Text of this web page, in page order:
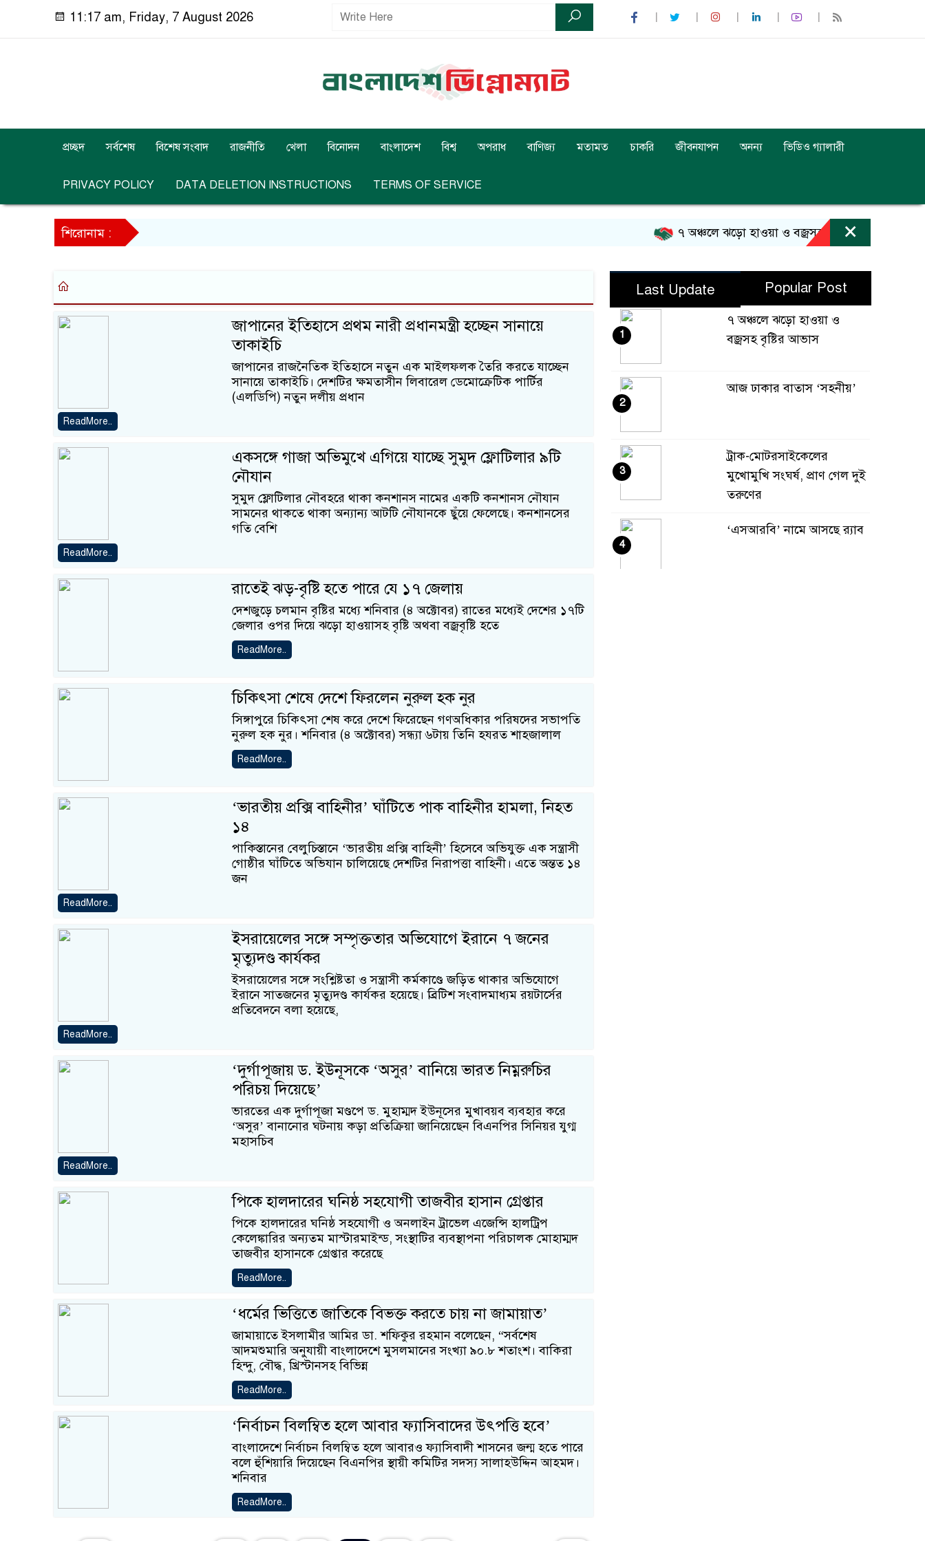
11:17 am, Friday, 7 August 2026
প্রচ্ছদ সর্বশেষ বিশেষ সংবাদ রাজনীতি খেলা বিনোদন বাংলাদেশ বিশ্ব অপরাধ বাণিজ্য মতামত চাকরি জীবনযাপন অনন্য ভিডিও গ্যালারী
PRIVACY POLICY DATA DELETION INSTRUCTIONS TERMS OF SERVICE
শিরোনাম : ৭ অঞ্চলে ঝড়ো হাওয়া ও বজ্রসহ বৃষ্টির আভাস
×
জাপানের ইতিহাসে প্রথম নারী প্রধানমন্ত্রী হচ্ছেন সানায়ে
তাকাইচি
জাপানের রাজনৈতিক ইতিহাসে নতুন এক মাইলফলক তৈরি করতে যাচ্ছেন
সানায়ে তাকাইচি। দেশটির ক্ষমতাসীন লিবারেল ডেমোক্রেটিক পার্টির
(এলডিপি) নতুন দলীয় প্রধান
ReadMore..
একসঙ্গে গাজা অভিমুখে এগিয়ে যাচ্ছে সুমুদ ফ্লোটিলার ৯টি
নৌযান
সুমুদ ফ্লোটিলার নৌবহরে থাকা কনশানস নামের একটি কনশানস নৌযান
সামনের থাকতে থাকা অন্যান্য আটটি নৌযানকে ছুঁয়ে ফেলেছে। কনশানসের
গতি বেশি
ReadMore..
রাতেই ঝড়-বৃষ্টি হতে পারে যে ১৭ জেলায়
দেশজুড়ে চলমান বৃষ্টির মধ্যে শনিবার (৪ অক্টোবর) রাতের মধ্যেই দেশের ১৭টি
জেলার ওপর দিয়ে ঝড়ো হাওয়াসহ বৃষ্টি অথবা বজ্রবৃষ্টি হতে
ReadMore..
চিকিৎসা শেষে দেশে ফিরলেন নুরুল হক নুর
সিঙ্গাপুরে চিকিৎসা শেষ করে দেশে ফিরেছেন গণঅধিকার পরিষদের সভাপতি
নুরুল হক নুর। শনিবার (৪ অক্টোবর) সন্ধ্যা ৬টায় তিনি হযরত শাহজালাল
ReadMore..
‘ভারতীয় প্রক্সি বাহিনীর’ ঘাঁটিতে পাক বাহিনীর হামলা, নিহত
১৪
পাকিস্তানের বেলুচিস্তানে ‘ভারতীয় প্রক্সি বাহিনী’ হিসেবে অভিযুক্ত এক সন্ত্রাসী
গোষ্ঠীর ঘাঁটিতে অভিযান চালিয়েছে দেশটির নিরাপত্তা বাহিনী। এতে অন্তত ১৪
জন
ReadMore..
ইসরায়েলের সঙ্গে সম্পৃক্ততার অভিযোগে ইরানে ৭ জনের
মৃত্যুদণ্ড কার্যকর
ইসরায়েলের সঙ্গে সংশ্লিষ্টতা ও সন্ত্রাসী কর্মকাণ্ডে জড়িত থাকার অভিযোগে
ইরানে সাতজনের মৃত্যুদণ্ড কার্যকর হয়েছে। ব্রিটিশ সংবাদমাধ্যম রয়টার্সের
প্রতিবেদনে বলা হয়েছে,
ReadMore..
‘দুর্গাপূজায় ড. ইউনূসকে ‘অসুর’ বানিয়ে ভারত নিম্নরুচির
পরিচয় দিয়েছে’
ভারতের এক দুর্গাপূজা মণ্ডপে ড. মুহাম্মদ ইউনূসের মুখাবয়ব ব্যবহার করে
‘অসুর’ বানানোর ঘটনায় কড়া প্রতিক্রিয়া জানিয়েছেন বিএনপির সিনিয়র যুগ্ম
মহাসচিব
ReadMore..
পিকে হালদারের ঘনিষ্ঠ সহযোগী তাজবীর হাসান গ্রেপ্তার
পিকে হালদারের ঘনিষ্ঠ সহযোগী ও অনলাইন ট্রাভেল এজেন্সি হালট্রিপ
কেলেঙ্কারির অন্যতম মাস্টারমাইন্ড, সংস্থাটির ব্যবস্থাপনা পরিচালক মোহাম্মদ
তাজবীর হাসানকে গ্রেপ্তার করেছে
ReadMore..
‘ধর্মের ভিত্তিতে জাতিকে বিভক্ত করতে চায় না জামায়াত’
জামায়াতে ইসলামীর আমির ডা. শফিকুর রহমান বলেছেন, “সর্বশেষ
আদমশুমারি অনুযায়ী বাংলাদেশে মুসলমানের সংখ্যা ৯০.৮ শতাংশ। বাকিরা
হিন্দু, বৌদ্ধ, খ্রিস্টানসহ বিভিন্ন
ReadMore..
‘নির্বাচন বিলম্বিত হলে আবার ফ্যাসিবাদের উৎপত্তি হবে’
বাংলাদেশে নির্বাচন বিলম্বিত হলে আবারও ফ্যাসিবাদী শাসনের জন্ম হতে পারে
বলে হুঁশিয়ারি দিয়েছেন বিএনপির স্থায়ী কমিটির সদস্য সালাহউদ্দিন আহমদ।
শনিবার
ReadMore..
Last Update Popular Post
৭ অঞ্চলে ঝড়ো হাওয়া ও
বজ্রসহ বৃষ্টির আভাস
1
আজ ঢাকার বাতাস ‘সহনীয়’
2
ট্রাক-মোটরসাইকেলের
মুখোমুখি সংঘর্ষ, প্রাণ গেল দুই
তরুণের
3
‘এসআরবি’ নামে আসছে র‌্যাব
4